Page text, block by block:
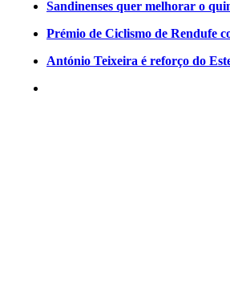
Sandinenses quer melhorar o
Prémio de Ciclismo de Rendufe
António Teixeira é reforço do